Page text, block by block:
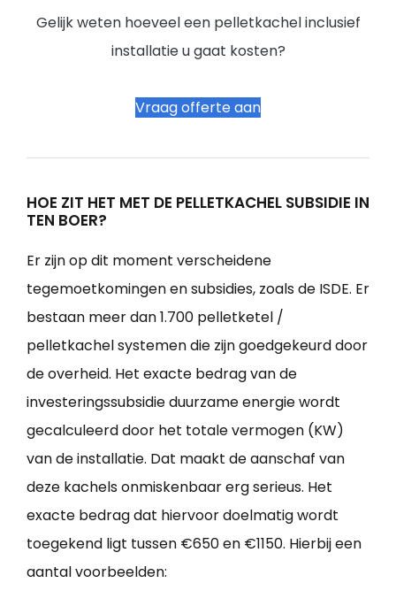
Gelijk weten hoeveel een pelletkachel inclusief
installatie u gaat kosten?
Vraag offerte aan
HOE ZIT HET MET DE PELLETKACHEL SUBSIDIE IN
TEN BOER?
Er zijn op dit moment verscheidene
tegemoetkomingen en subsidies, zoals de ISDE. Er
bestaan meer dan 1.700 pelletketel /
pelletkachel systemen die zijn goedgekeurd door
de overheid. Het exacte bedrag van de
investeringssubsidie duurzame energie wordt
gecalculeerd door het totale vermogen (KW)
van de installatie. Dat maakt de aanschaf van
deze kachels onmiskenbaar erg serieus. Het
exacte bedrag dat hiervoor doelmatig wordt
toegekend ligt tussen €650 en €1150. Hierbij een
aantal voorbeelden: